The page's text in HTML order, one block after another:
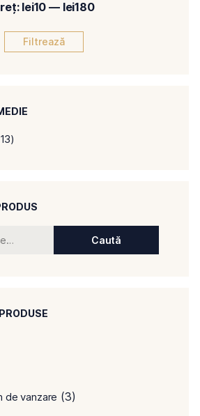
Filtrează
lei10 — lei180
Caută
de vanzare (3)